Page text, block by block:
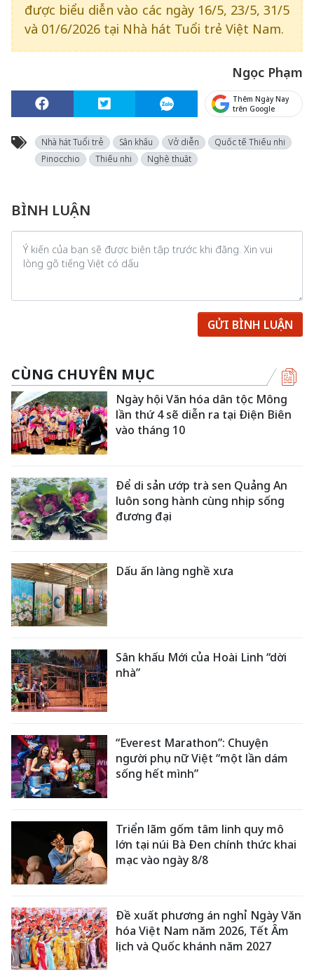
được biểu diễn vào các ngày 16/5, 23/5, 31/5
và 01/6/2026 tại Nhà hát Tuổi trẻ Việt Nam.
Ngọc Phạm
Thêm Ngày Nay
trên Google
Nhà hát Tuổi trẻ Sân khấu Vở diễn
Quốc tế Thiếu nhi
Pinocchio
Thiếu nhi Nghệ thuật
BÌNH LUẬN
GỬI BÌNH LUẬN
CÙNG CHUYÊN MỤC
Ngày hội Văn hóa dân tộc Mông
lần thứ 4 sẽ diễn ra tại Điện Biên
vào tháng 10
Để di sản ướp trà sen Quảng An
luôn song hành cùng nhịp sống
đương đại
Dấu ấn làng nghề xưa
Sân khấu Mới của Hoài Linh “dời
nhà”
“Everest Marathon”: Chuyện
người phụ nữ Việt “một lần dám
sống hết mình”
Triển lãm gốm tâm linh quy mô
lớn tại núi Bà Đen chính thức khai
mạc vào ngày 8/8
Đề xuất phương án nghỉ Ngày Văn
hóa Việt Nam năm 2026, Tết Âm
lịch và Quốc khánh năm 2027